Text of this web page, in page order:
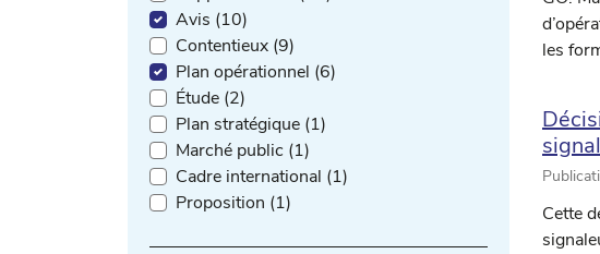
Avis (10)
Contentieux (9)
Plan opérationnel (6)
Étude (2)
Plan stratégique (1)
Marché public (1)
Cadre international (1)
Proposition (1)
les
Cette